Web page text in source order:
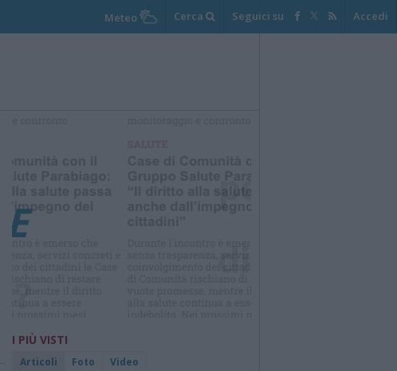
Meteo Cerca Seguici su Accedi
I PIÙ VISTI
Articoli Foto Video